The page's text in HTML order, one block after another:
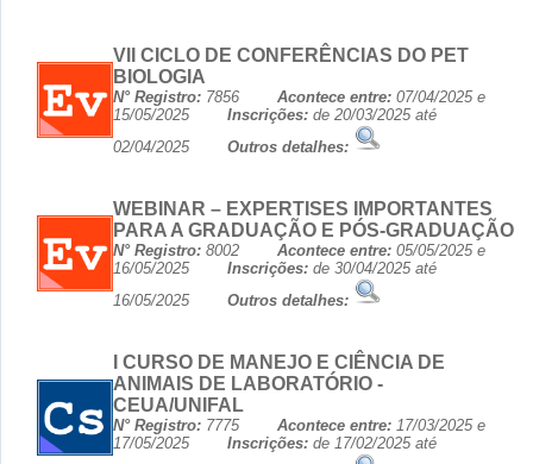
VII CICLO DE CONFERÊNCIAS DO PET
BIOLOGIA
N° Registro: 7856 Acontece entre: 07/04/2025 e
15/05/2025 Inscrições: de 20/03/2025 até
02/04/2025 Outros detalhes:
WEBINAR – EXPERTISES IMPORTANTES
PARA A GRADUAÇÃO E PÓS-GRADUAÇÃO
N° Registro: 8002 Acontece entre: 05/05/2025 e
16/05/2025 Inscrições: de 30/04/2025 até
16/05/2025 Outros detalhes:
I CURSO DE MANEJO E CIÊNCIA DE
ANIMAIS DE LABORATÓRIO -
CEUA/UNIFAL
N° Registro: 7775 Acontece entre: 17/03/2025 e
17/05/2025 Inscrições: de 17/02/2025 até